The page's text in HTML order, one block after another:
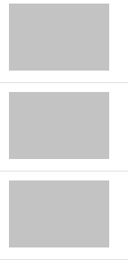
环保人
欧股开
0.08%
意大利